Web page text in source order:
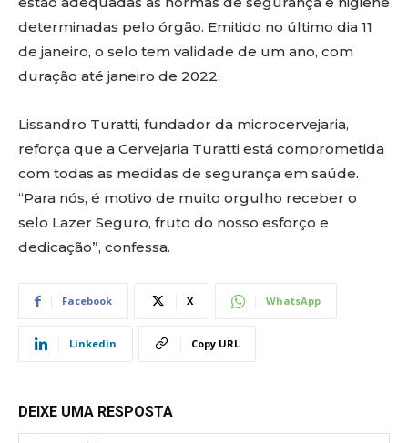
determinadas pelo órgão. Emitido no último dia 11
de janeiro, o selo tem validade de um ano, com
duração até janeiro de 2022.
Lissandro Turatti, fundador da microcervejaria,
reforça que a Cervejaria Turatti está comprometida
com todas as medidas de segurança em saúde.
“Para nós, é motivo de muito orgulho receber o
selo Lazer Seguro, fruto do nosso esforço e
dedicação”, confessa.
Facebook X WhatsApp
Linkedin Copy URL
DEIXE UMA RESPOSTA